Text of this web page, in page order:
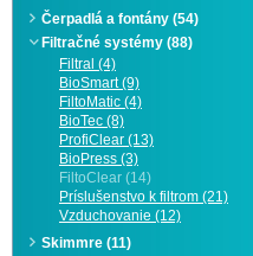
Čerpadlá a fontány (54)
Filtračné systémy (88)
Filtral (4)
BioSmart (9)
FiltoMatic (4)
BioTec (8)
ProfiClear (13)
BioPress (3)
FiltoClear (14)
Príslušenstvo k filtrom (21)
Vzduchovanie (12)
Skimmre (11)